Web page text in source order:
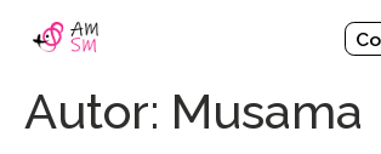
Autor: Musama